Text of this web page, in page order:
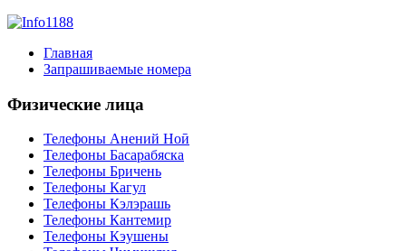
Главная
Запрашиваемые номера
Физические лица
Телефоны Анений Ноӣ
Телефоны Басарабяска
Телефоны Бричень
Телефоны Кагул
Телефоны Кэлэрашь
Телефоны Кантемир
Телефоны Кэушены